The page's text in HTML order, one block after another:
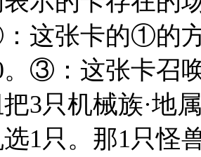
这张卡的①的
。③：这张卡召
3只机械族·地
1只。那1只怪